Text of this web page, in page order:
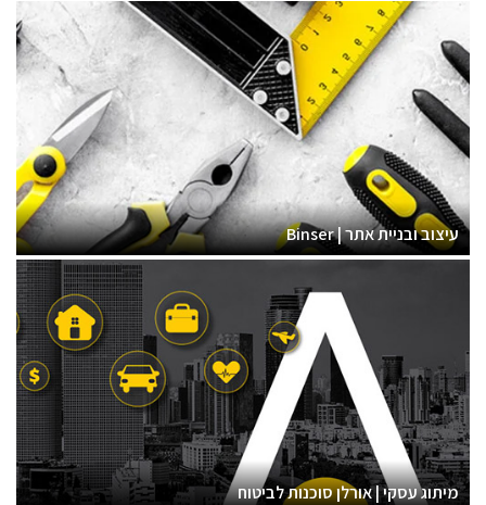
עיצוב ובניית אתר | Binser
מיתוג עסקי | אורלן סוכנות לביטוח